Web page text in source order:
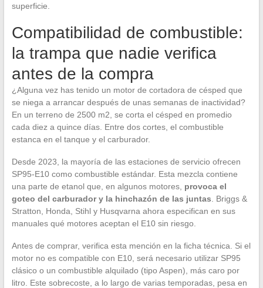
superficie.
Compatibilidad de combustible:
la trampa que nadie verifica
antes de la compra
¿Alguna vez has tenido un motor de cortadora de césped que
se niega a arrancar después de unas semanas de inactividad?
En un terreno de 2500 m2, se corta el césped en promedio
cada diez a quince días. Entre dos cortes, el combustible
estanca en el tanque y el carburador.
Desde 2023, la mayoría de las estaciones de servicio ofrecen
SP95-E10 como combustible estándar. Esta mezcla contiene
una parte de etanol que, en algunos motores, provoca el
goteo del carburador y la hinchazón de las juntas . Briggs &
Stratton, Honda, Stihl y Husqvarna ahora especifican en sus
manuales qué motores aceptan el E10 sin riesgo.
Antes de comprar, verifica esta mención en la ficha técnica. Si el
motor no es compatible con E10, será necesario utilizar SP95
clásico o un combustible alquilado (tipo Aspen), más caro por
litro. Este sobrecoste, a lo largo de varias temporadas, pesa en